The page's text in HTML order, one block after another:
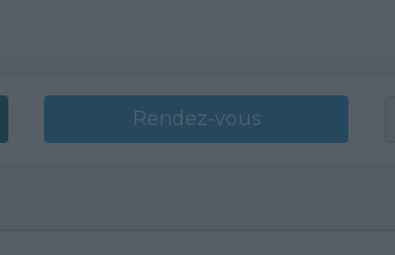
Rendez-vous